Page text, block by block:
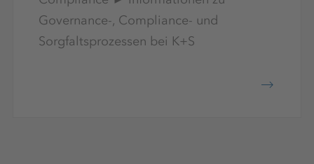
Governance-, Compliance- und
Sorgfaltsprozessen bei K+S